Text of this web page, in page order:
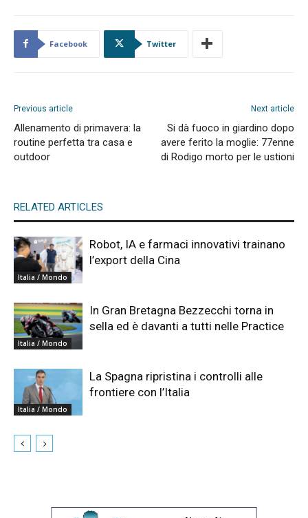
Facebook Twitter
Previous article
Allenamento di primavera: la
routine perfetta tra casa e
outdoor
Next article
Si dà fuoco in giardino dopo
avere ferito la moglie: 77enne
di Rodigo morto per le ustioni
RELATED ARTICLES
Italia / Mondo
Robot, IA e farmaci innovativi trainano
l’export della Cina
Italia / Mondo
In Gran Bretagna Bezzecchi torna in
sella ed è davanti a tutti nelle Practice
Italia / Mondo
La Spagna ripristina i controlli alle
frontiere con l’Italia